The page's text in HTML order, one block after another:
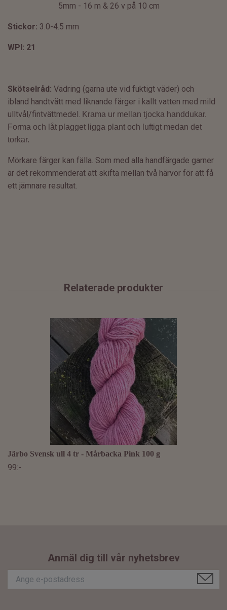
5mm - 16 m & 26 v på 10 cm
Stickor: 3.0-4.5 mm
WPI: 21
Skötselråd: Vädring (gärna ute vid fuktigt väder) och
ibland handtvätt med liknande färger i kallt vatten med mild
ulltvål/fintvättmedel. Krama ur mellan tjocka handdukar.
Forma och låt plagget ligga plant och luftigt medan det
torkar.
Mörkare färger kan fälla. Som med alla handfärgade garner
är det rekommenderat att skifta mellan två härvor för att få
ett jämnare resultat.
Järbo Svensk ull 4 tr - Mårbacka Pink 100 g
99:-
Anmäl dig till vår nyhetsbrev